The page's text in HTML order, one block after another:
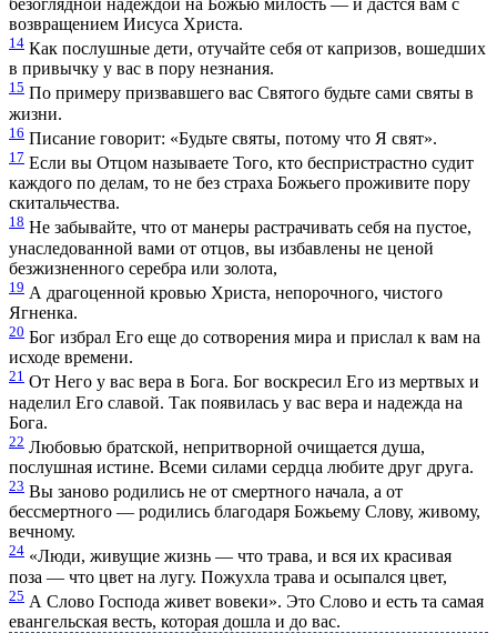
безоглядной надеждой на Божью милость — и дастся вам с
возвращением Иисуса Христа.
14 Как послушные дети, отучайте себя от капризов, вошедших
в привычку у вас в пору незнания.
15 По примеру призвавшего вас Святого будьте сами святы в
жизни.
16 Писание говорит: «Будьте святы, потому что Я свят».
17 Если вы Отцом называете Того, кто беспристрастно судит
каждого по делам, то не без страха Божьего проживите пору
скитальчества.
18 Не забывайте, что от манеры растрачивать себя на пустое,
унаследованной вами от отцов, вы избавлены не ценой
безжизненного серебра или золота,
19 А драгоценной кровью Христа, непорочного, чистого
Ягненка.
20 Бог избрал Его еще до сотворения мира и прислал к вам на
исходе времени.
21 От Него у вас вера в Бога. Бог воскресил Его из мертвых и
наделил Его славой. Так появилась у вас вера и надежда на
Бога.
22 Любовью братской, непритворной очищается душа,
послушная истине. Всеми силами сердца любите друг друга.
23 Вы заново родились не от смертного начала, а от
бессмертного — родились благодаря Божьему Слову, живому,
вечному.
24 «Люди, живущие жизнь — что трава, и вся их красивая
поза — что цвет на лугу. Пожухла трава и осыпался цвет,
25 А Слово Господа живет вовеки». Это Слово и есть та самая
евангельская весть, которая дошла и до вас.